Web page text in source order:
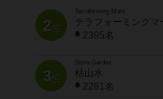
2位
Terraforming Mars
テラフォーミングマ
2395名
3位
Stone Garden
枯山水
2281名